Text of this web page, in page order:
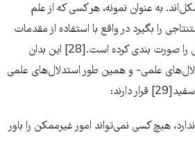
به عنوان نمونه، هر کسی که از علم
را بگیرد در واقع با استفاده از مقدمات
ناسازگار و متناقض استدلالی را صورت بندی کرده است.[28] این بدان
علمی- و همین طور استدلال‌‌‌های علمی
دارند:
هیچ کسی نمی‌‌‌تواند امور غیرممکن را باور